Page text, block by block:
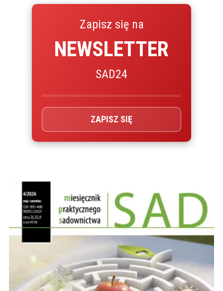
Zapisz się na
NEWSLETTER
SAD24
ZAPISZ SIĘ